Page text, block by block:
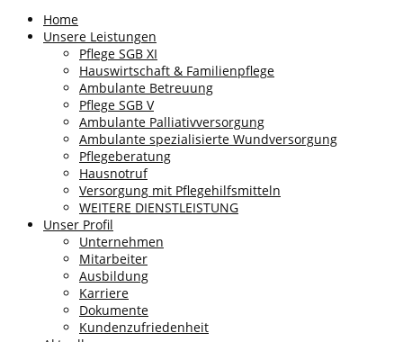
Home
Unsere Leistungen
Pflege SGB XI
Hauswirtschaft & Familienpflege
Ambulante Betreuung
Pflege SGB V
Ambulante Palliativversorgung
Ambulante spezialisierte Wundversorgung
Pflegeberatung
Hausnotruf
Versorgung mit Pflegehilfsmitteln
WEITERE DIENSTLEISTUNG
Unser Profil
Unternehmen
Mitarbeiter
Ausbildung
Karriere
Dokumente
Kundenzufriedenheit